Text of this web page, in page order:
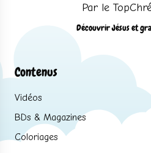
Par le
Découvrir Jésus et
Contenus
Vidéos
BDs & Magazines
Coloriages